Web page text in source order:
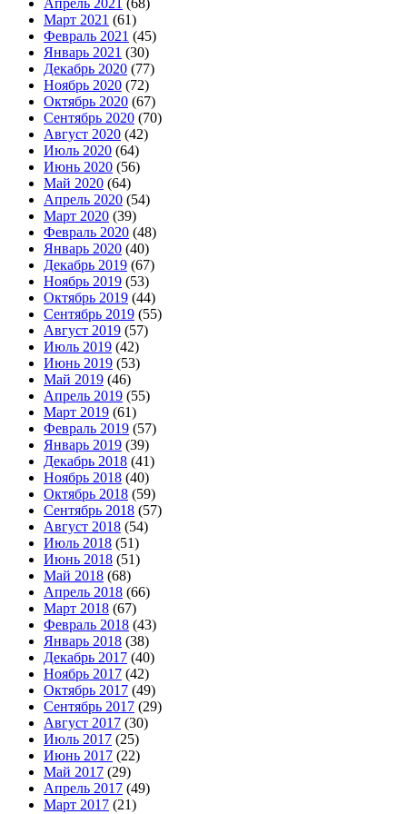
Апрель 2021 (68)
Март 2021 (61)
Февраль 2021 (45)
Январь 2021 (30)
Декабрь 2020 (77)
Ноябрь 2020 (72)
Октябрь 2020 (67)
Сентябрь 2020 (70)
Август 2020 (42)
Июль 2020 (64)
Июнь 2020 (56)
Май 2020 (64)
Апрель 2020 (54)
Март 2020 (39)
Февраль 2020 (48)
Январь 2020 (40)
Декабрь 2019 (67)
Ноябрь 2019 (53)
Октябрь 2019 (44)
Сентябрь 2019 (55)
Август 2019 (57)
Июль 2019 (42)
Июнь 2019 (53)
Май 2019 (46)
Апрель 2019 (55)
Март 2019 (61)
Февраль 2019 (57)
Январь 2019 (39)
Декабрь 2018 (41)
Ноябрь 2018 (40)
Октябрь 2018 (59)
Сентябрь 2018 (57)
Август 2018 (54)
Июль 2018 (51)
Июнь 2018 (51)
Май 2018 (68)
Апрель 2018 (66)
Март 2018 (67)
Февраль 2018 (43)
Январь 2018 (38)
Декабрь 2017 (40)
Ноябрь 2017 (42)
Октябрь 2017 (49)
Сентябрь 2017 (29)
Август 2017 (30)
Июль 2017 (25)
Июнь 2017 (22)
Май 2017 (29)
Апрель 2017 (49)
Март 2017 (21)